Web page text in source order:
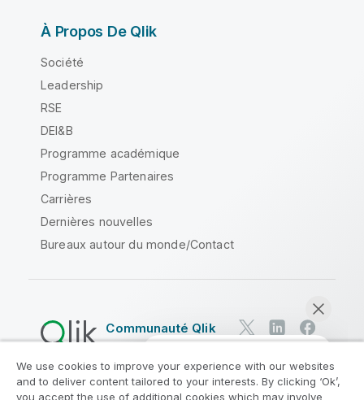
À Propos De Qlik
Société
Leadership
RSE
DEI&B
Programme académique
Programme Partenaires
Carrières
Dernières nouvelles
Bureaux autour du monde/Contact
Communauté Qlik
Contrats juridiques
Conditions d'utilisation des produits
We use cookies to improve your experience with our websites
and to deliver content tailored to your interests. By clicking ‘Ok’,
you accept the use of additional cookies which may involve